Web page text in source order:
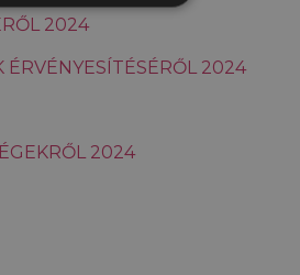
2024
ÉRVÉNYESÍTÉSÉRŐL 2024
2024
a weboldalt. Ezek a sütik